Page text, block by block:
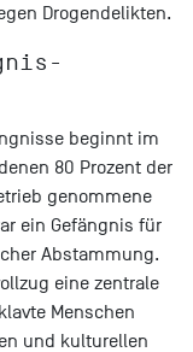
Drogendelikten.
beginnt im
80 Prozent der
genommene
ein Gefängnis für
Abstammung.
eine zentrale
Menschen
und kulturellen